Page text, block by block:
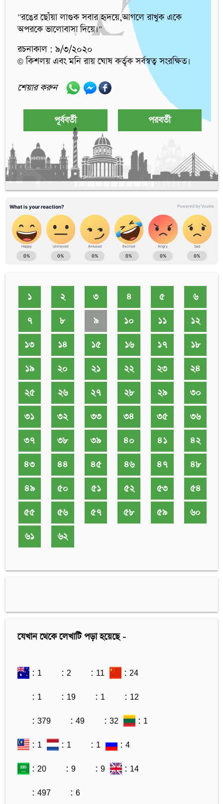
"রঙের ছোঁয়া লাগুক সবার হৃদয়ে,আগলে রাখুক একে
অপরকে ভালোবাসা দিয়ে।"
রচনাকাল : ৯/৩/২০২০
© কিশলয় এবং মনি রায় ঘোষ কর্তৃক সর্বস্বত্ব সংরক্ষিত।
শেয়ার করুন
পূর্ববর্তী পরবর্তী
১ ২ ৩ ৪ ৫
৬
৭
৮ ৯ ১০ ১১
১২
১৩
১৪ ১৫ ১৬ ১৭
১৮
১৯
২০ ২১ ২২ ২৩
২৪
২৫
২৬ ২৭ ২৮ ২৯
৩০
৩১
৩২ ৩৩ ৩৪ ৩৫
৩৬
৩৭
৩৮ ৩৯ ৪০ ৪১
৪২
৪৩
৪৪ ৪৫ ৪৬ ৪৭
৪৮
৪৯
৫০ ৫১ ৫২ ৫৩
৫৪
৫৫
৫৬ ৫৭ ৫৮ ৫৯
৬০
৬১
৬২
যেখান থেকে লেখাটি পড়া হয়েছে -
: 1 : 2 : 11
: 24
: 1
: 19 : 1
: 12
: 379
: 49 : 32
: 1
: 1
: 1 : 1
: 4
: 20
: 9 : 9
: 14
: 497
: 6